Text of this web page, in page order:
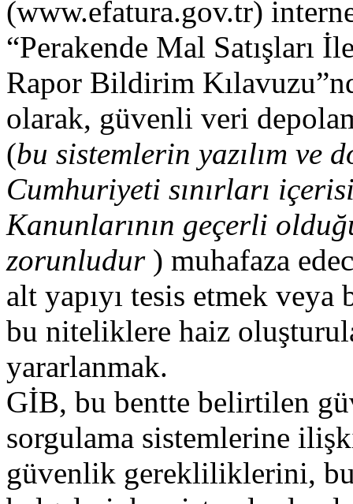
(www.efatura.gov.tr)
“Perakende Mal Satışları
Rapor Bildirim
olarak, güvenli veri
(bu sistemlerin yazılım ve
Cumhuriyeti sınırları
Kanunlarının geçerli
zorunludur ) muhafaza
alt yapıyı tesis etmek veya
bu niteliklere haiz
yararlanmak.
GİB, bu bentte belirtilen
sorgulama sistemlerine
güvenlik gerekliliklerini,